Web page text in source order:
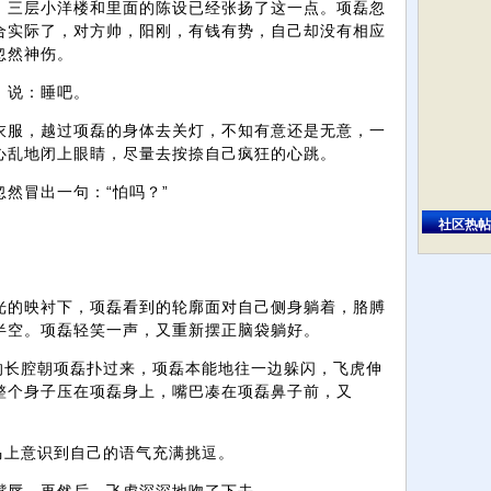
层小洋楼和里面的陈设已经张扬了这一点。项磊忽
实际了，对方帅，阳刚，有钱有势，自己却没有相应
神伤。
：睡吧。
，越过项磊的身体去关灯，不知有意还是无意，一
地闭上眼睛，尽量去按捺自己疯狂的心跳。
冒出一句：“怕吗？”
映衬下，项磊看到的轮廓面对自己侧身躺着，胳膊
。项磊轻笑一声，又重新摆正脑袋躺好。
腔朝项磊扑过来，项磊本能地往一边躲闪，飞虎伸
身子压在项磊身上，嘴巴凑在项磊鼻子前，又
意识到自己的语气充满挑逗。
社区热帖